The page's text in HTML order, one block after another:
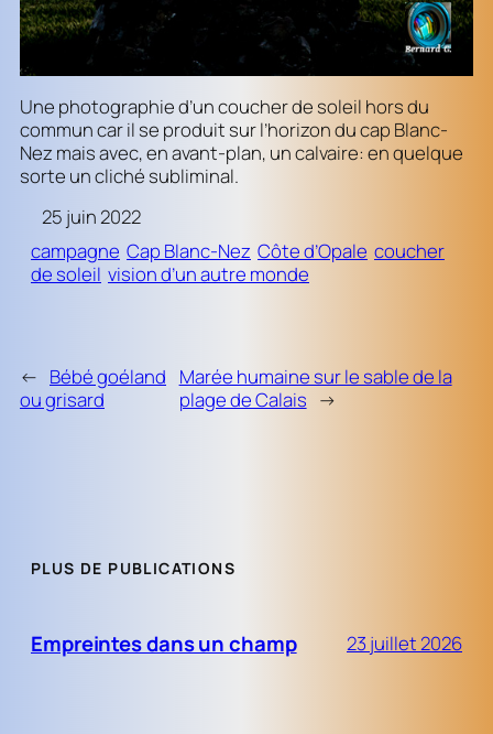
Une photographie d’un coucher de soleil hors du
commun car il se produit sur l’horizon du cap Blanc-
Nez mais avec, en avant-plan, un calvaire: en quelque
sorte un cliché subliminal.
25 juin 2022
campagne Cap Blanc-Nez Côte d’Opale coucher
de soleil vision d’un autre monde
← Bébé goéland
ou grisard
Marée humaine sur le sable de la
plage de Calais →
PLUS DE PUBLICATIONS
Empreintes dans un champ 23 juillet 2026